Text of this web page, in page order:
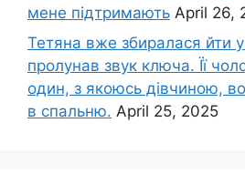
мене підтримають April 26,
Тетяна вже збиралася йти
пролунав звук ключа. Її
один, з якоюсь дівчиною,
в спальню. April 25, 2025